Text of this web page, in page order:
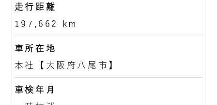
走行距離
197,662 km
車所在地
本社【大阪府八尾市】
車検年月